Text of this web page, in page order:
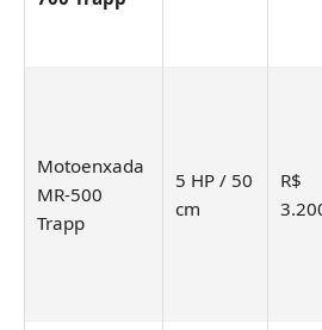
Motoenxada
MR-500
Trapp
5 HP / 50
cm
R$